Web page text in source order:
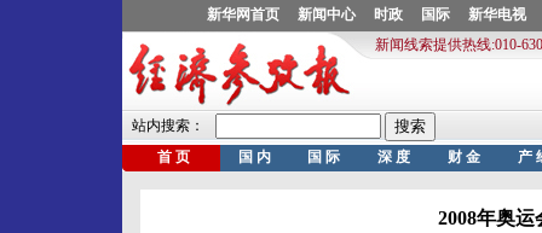
2008年奥